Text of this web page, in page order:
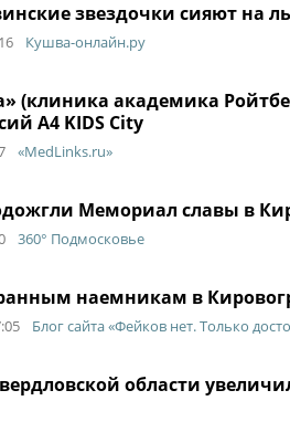
звездочки сияют на
Кушва-онлайн.ру
(клиника академика
A4 KIDS City
«MedLinks.ru»
Мемориал славы в
360° Подмосковье
наемникам в
Блог сайта «Фейков нет. Только
области